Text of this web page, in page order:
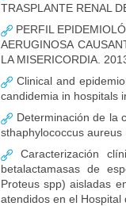
TRASPLANTE RENAL
PERFIL
AERUGINOSA
LA MISERICORDIA.
Clinical and
candidemia in hospitals
Determinación de la
sthaphylococcus
Caracterización
betalactamasas de
Proteus spp) aisladas
atendidos en el